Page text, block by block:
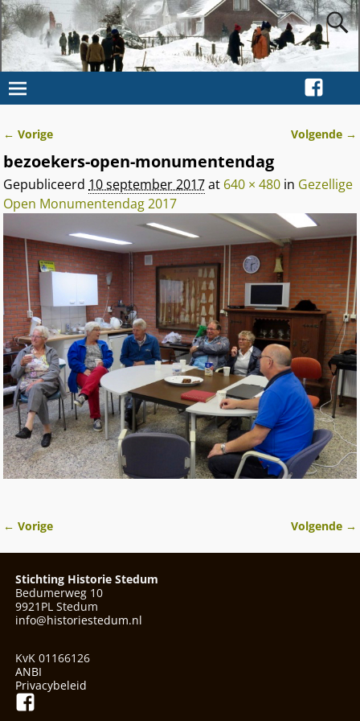
Afbeeldingsnavigatie
← Vorige Volgende →
bezoekers-open-monumentendag
Gepubliceerd 10 september 2017at 640 × 480 in Gezellige
Open Monumentendag 2017
← Vorige Volgende →
Stichting Historie Stedum
Bedumerweg 10
9921PL Stedum
info@historiestedum.nl
KvK 01166126
ANBI
Privacybeleid